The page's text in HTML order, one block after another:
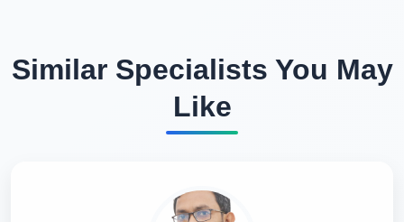
Similar Specialists You May
Like